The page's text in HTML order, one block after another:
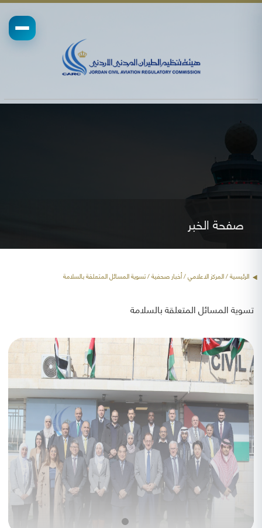
صفحة الخبر
الرئيسية/ المركز الاعلامي /أخبار صحفية/ تسوية المسائل المتعلقة بالسلامة
تسوية المسائل المتعلقة بالسلامة